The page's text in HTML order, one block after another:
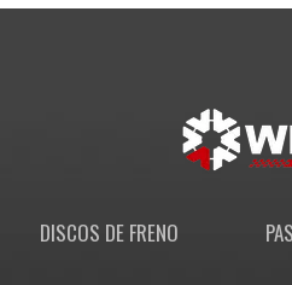
DISCOS DE FRENO